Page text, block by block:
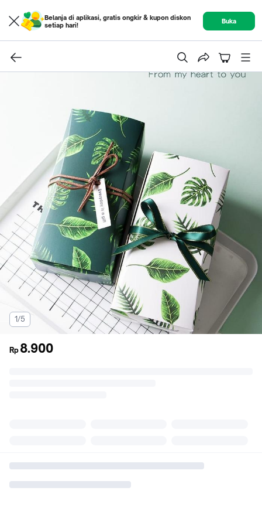
Belanja di aplikasi, gratis ongkir & kupon diskon
setiap hari!
Buka
1/5
Rp 8.900